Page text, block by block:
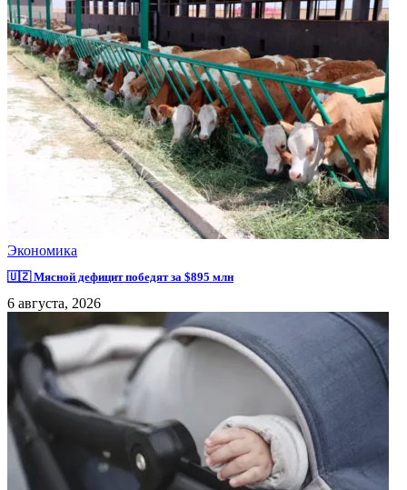
Экономика
🇺🇿 Мясной дефицит победят за $895 млн
6 августа, 2026